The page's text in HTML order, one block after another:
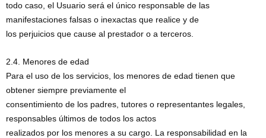
todo caso, el Usuario será el único responsable de las
manifestaciones falsas o inexactas que realice y de
los perjuicios que cause al prestador o a terceros.
2.4. Menores de edad
Para el uso de los servicios, los menores de edad tienen que
obtener siempre previamente el
consentimiento de los padres, tutores o representantes legales,
responsables últimos de todos los actos
realizados por los menores a su cargo. La responsabilidad en la